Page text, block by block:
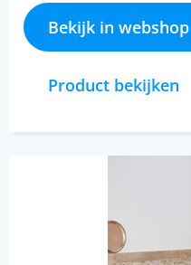
Bekijk in webshop
Product bekijken